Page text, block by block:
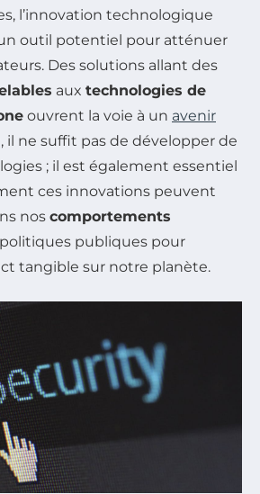
l’innovation technologique
outil potentiel pour atténuer
Des solutions allant des
aux technologies de
ouvrent la voie à un avenir
il ne suffit pas de développer de
; il est également essentiel
ces innovations peuvent
nos comportements
publiques pour
tangible sur notre planète.